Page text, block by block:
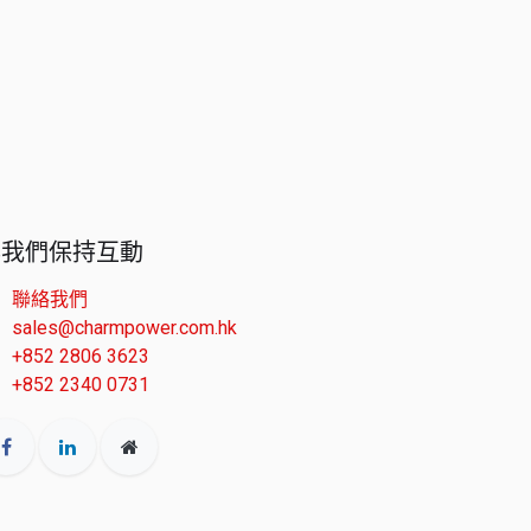
們保持互動
聯絡我們
sales@charmpower.com.hk
+852 2806 3623
+852 2340 0731